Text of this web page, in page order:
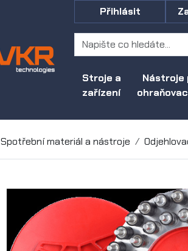
Stroje a
zařízení
Nástroje
Přihlásit
Spotřební materiál a nástroje